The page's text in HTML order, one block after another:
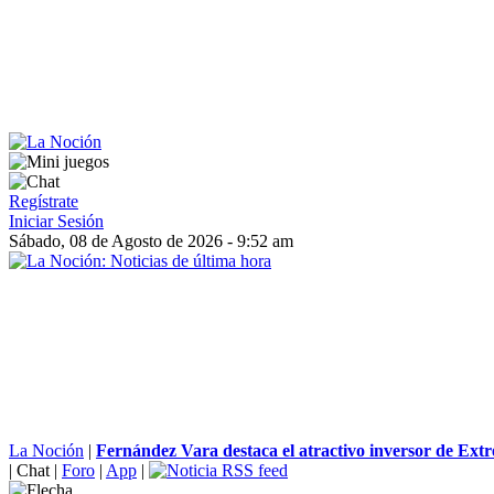
Regístrate
Iniciar Sesión
Sábado, 08 de Agosto de 2026 - 9:52 am
La Noción | Fernández Vara destaca el atractivo inversor de
| Chat | Foro | App |